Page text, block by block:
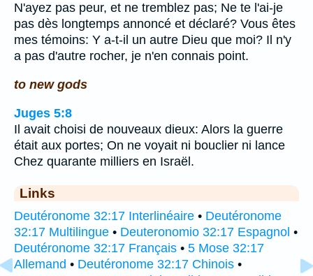
N'ayez pas peur, et ne tremblez pas; Ne te l'ai-je
pas dès longtemps annoncé et déclaré? Vous êtes
mes témoins: Y a-t-il un autre Dieu que moi? Il n'y
a pas d'autre rocher, je n'en connais point.
to new gods
Juges 5:8
Il avait choisi de nouveaux dieux: Alors la guerre
était aux portes; On ne voyait ni bouclier ni lance
Chez quarante milliers en Israël.
Links
Deutéronome 32:17 Interlinéaire • Deutéronome
32:17 Multilingue • Deuteronomio 32:17 Espagnol •
Deutéronome 32:17 Français • 5 Mose 32:17
Allemand • Deutéronome 32:17 Chinois •